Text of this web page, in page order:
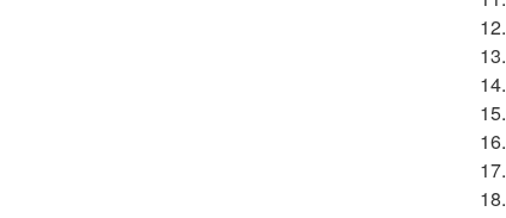
12.
13.
14.
15.
16.
17.
18.